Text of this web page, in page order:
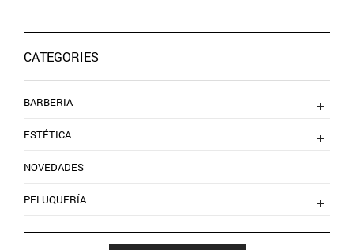
CATEGORIES
BARBERIA
ESTÉTICA
NOVEDADES
PELUQUERÍA